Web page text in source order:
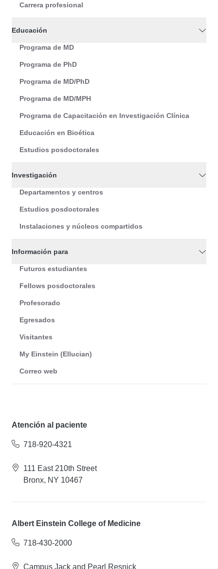
Carrera profesional
Educación
Programa de MD
Programa de PhD
Programa de MD/PhD
Programa de MD/MPH
Programa de Capacitación en Investigación Clínica
Educación en Bioética
Estudios posdoctorales
Investigación
Departamentos y centros
Estudios posdoctorales
Instalaciones y núcleos compartidos
Información para
Futuros estudiantes
Fellows posdoctorales
Profesorado
Egresados
Visitantes
My Einstein (Ellucian)
Correo web
Atención al paciente
718-920-4321
111 East 210th Street
Bronx, NY 10467
Albert Einstein College of Medicine
718-430-2000
Campus Jack and Pearl Resnick